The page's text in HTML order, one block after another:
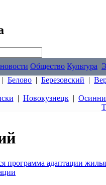
Общество Культура
| Белово | Березовский |
| Новокузнецк|
программа адаптации